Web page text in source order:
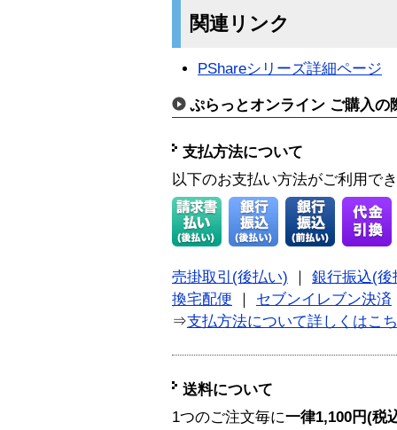
関連リンク
PShareシリーズ詳細ページ
ぷらっとオンライン ご購入の
支払方法について
以下のお支払い方法がご利用で
売掛取引(後払い)
銀行振込(後
換宅配便
セブンイレブン決済
⇒支払方法について詳しくはこ
送料について
1つのご注文毎に一律1,100円(税